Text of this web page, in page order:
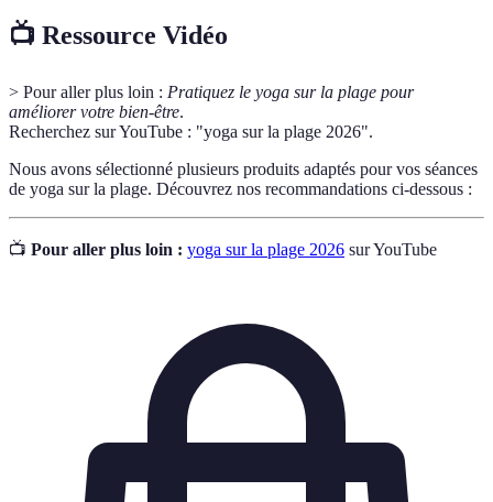
📺 Ressource Vidéo
> Pour aller plus loin : Pratiquez le yoga sur la plage pour
améliorer votre bien-être.
Recherchez sur YouTube : "yoga sur la plage 2026".
Nous avons sélectionné plusieurs produits adaptés pour vos séances
de yoga sur la plage. Découvrez nos recommandations ci-dessous :
📺 Pour aller plus loin : yoga sur la plage 2026 sur YouTube